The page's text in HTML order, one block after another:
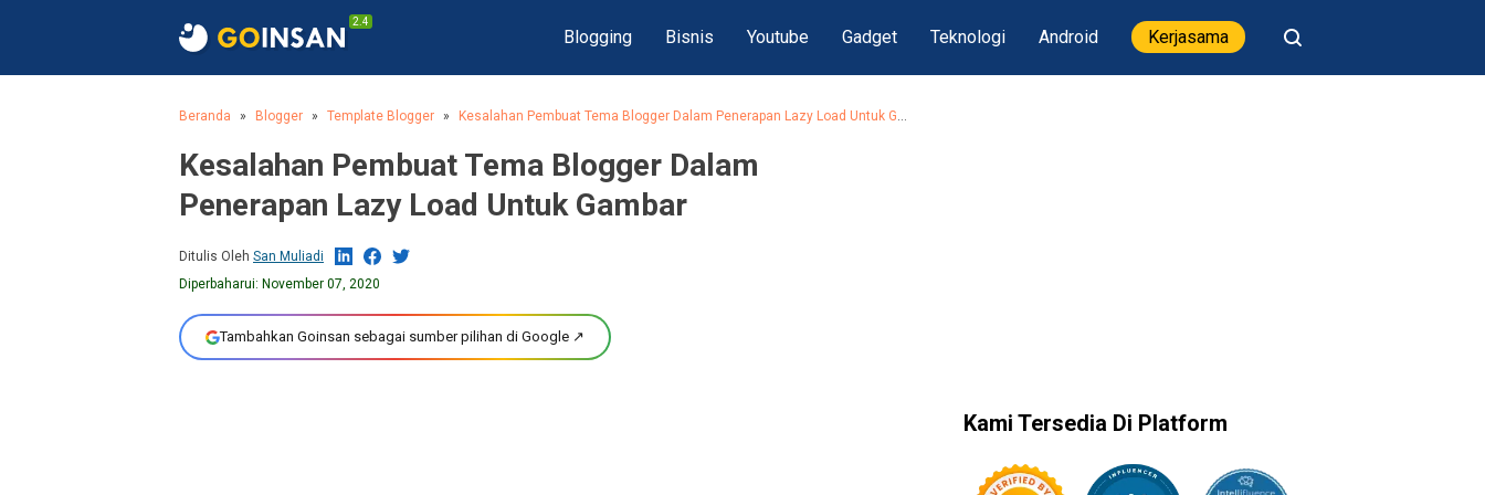
2.4
Blogging Bisnis Youtube Gadget Teknologi Android Kerjasama
Beranda Blogger Template Blogger Kesalahan Pembuat Tema Blogger Dalam Penerapan Lazy Load Untuk Gambar
Kesalahan Pembuat Tema Blogger Dalam
Penerapan Lazy Load Untuk Gambar
Ditulis Oleh San Muliadi
Diperbaharui: November 07, 2020
Tambahkan Goinsan sebagai sumber pilihan di Google ↗
Kami Tersedia Di Platform